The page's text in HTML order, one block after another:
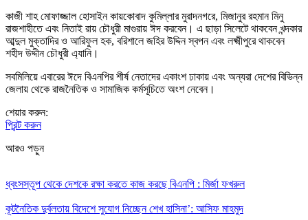
কাজী শাহ মোফাজ্জাল হোসাইন কায়কোবাদ কুমিল্লার মুরাদনগরে, মিজানুর রহমান মিনু
রাজশাহীতে এবং নিতাই রায় চৌধুরী মাগুরায় ঈদ করবেন। এ ছাড়া সিলেটে থাকবেন খন্দকার
আব্দুল মুক্তাদির ও আরিফুল হক, বরিশালে জহির উদ্দিন স্বপন এবং লক্ষ্মীপুরে থাকবেন
শহীদ উদ্দীন চৌধুরী এ্যানি।
সবমিলিয়ে এবারের ঈদে বিএনপির শীর্ষ নেতাদের একাংশ ঢাকায় এবং অন্যরা দেশের বিভিন্ন
জেলায় থেকে রাজনৈতিক ও সামাজিক কর্মসূচিতে অংশ নেবেন।
শেয়ার করুন:
প্রিন্ট করুন
আরও পড়ুন
ধ্বংসস্তূপ থেকে দেশকে রক্ষা করতে কাজ করছে বিএনপি : মির্জা ফখরুল
কূটনৈতিক দুর্বলতায় বিদেশে সুযোগ নিচ্ছেন শেখ হাসিনা’: আসিফ মাহমুদ